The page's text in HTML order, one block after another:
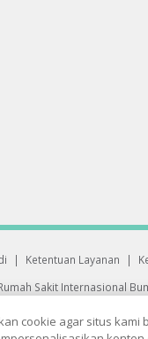
| Ketentuan Layanan |
Sakit Internasional
3, Wattana, Bangkok
cookie agar situs kami